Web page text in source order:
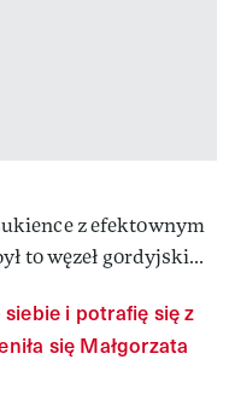
z efektownym
to węzeł gordyjski…
i potrafię się z
się Małgorzata